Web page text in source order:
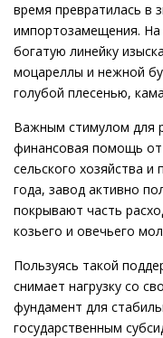
время превратилась в
импортозамещения. На
богатую линейку
моцареллы и нежной
голубой плесенью,
Важным стимулом для
финансовая помощь от
сельского хозяйства
года, завод активно
покрывают часть
козьего и овечьего
Пользуясь такой
снимает нагрузку со
фундамент для
государственным